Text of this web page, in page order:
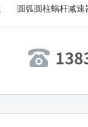
圆弧圆柱蜗杆减速